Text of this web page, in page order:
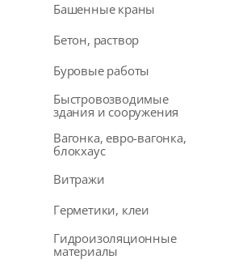
Башенные краны
Бетон, раствор
Буровые работы
Быстровозводимые
здания и сооружения
Вагонка, евро-вагонка,
блокхаус
Витражи
Герметики, клеи
Гидроизоляционные
материалы